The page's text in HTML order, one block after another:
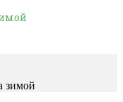
зимой